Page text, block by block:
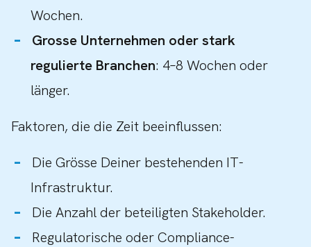
Wochen.
Grosse Unternehmen oder stark
regulierte Branchen: 4–8 Wochen oder
länger.
Faktoren, die die Zeit beeinflussen:
Die Grösse Deiner bestehenden IT-
Infrastruktur.
Die Anzahl der beteiligten Stakeholder.
Regulatorische oder Compliance-